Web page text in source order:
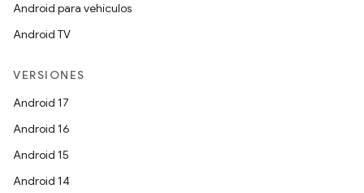
Android para vehículos
Android TV
VERSIONES
Android 17
Android 16
Android 15
Android 14